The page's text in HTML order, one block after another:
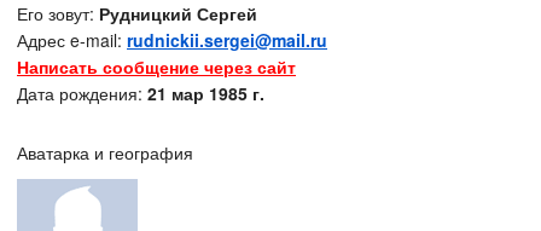
Его зовут: Рудницкий Сергей
Адрес e-mail: rudnickii.sergei@mail.ru
Написать сообщение через сайт
Дата рождения: 21 мар 1985 г.
Аватарка и география